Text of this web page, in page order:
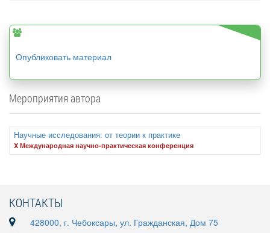
Опубликовать материал
Мероприятия автора
Научные исследования: от теории к практике
X Международная научно-практическая конференция
КОНТАКТЫ
428000, г. Чебоксары, ул. Гражданская, Дом 75